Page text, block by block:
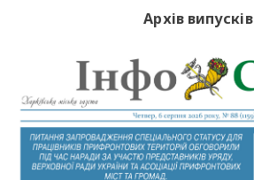
Архів випусків